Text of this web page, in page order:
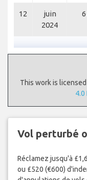
12
juin
2024
6
This work is
4.0
Vol perturbé
Réclamez jusqu'à
ou £520 (€600)